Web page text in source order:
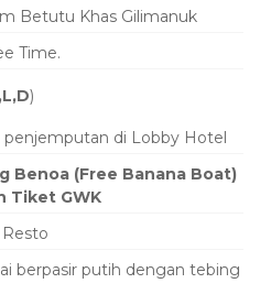
Betutu Khas Gilimanuk
Time.
)
penjemputan di Lobby Hotel
Benoa (Free Banana Boat)
Tiket GWK
berpasir putih dengan tebing